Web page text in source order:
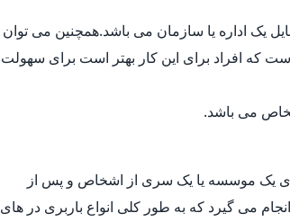
یک اداره یا سازمان می باشد.همچنین می توان
که افراد برای این کار بهتر است برای سهولت
می باشد.
یک موسسه یا یک سری از اشخاص و پس از
می گیرد که به طور کلی انواع باربری در های